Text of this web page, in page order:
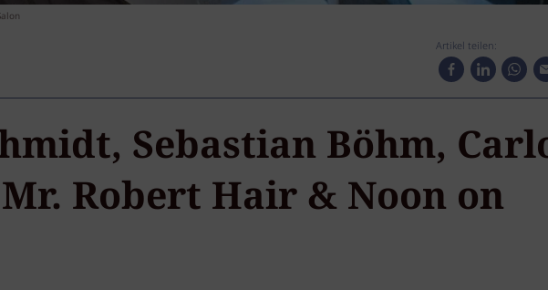
Artikel teilen:
Sebastian Böhm,
Robert Hair & Noon on